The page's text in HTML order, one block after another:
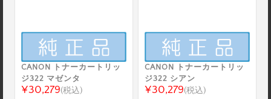
CANON トナーカートリッ
ジ322 マゼンタ
¥30,279(税込)
CANON トナーカートリッ
ジ322 シアン
¥30,279(税込)